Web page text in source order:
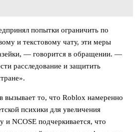
попытки ограничить по
и текстовому чату, эти меры
— говорится в обращении. —
расследование и защитить
вызывает то, что Roblox намеренно
психики для увеличения
и NCOSE подчеркивается, что